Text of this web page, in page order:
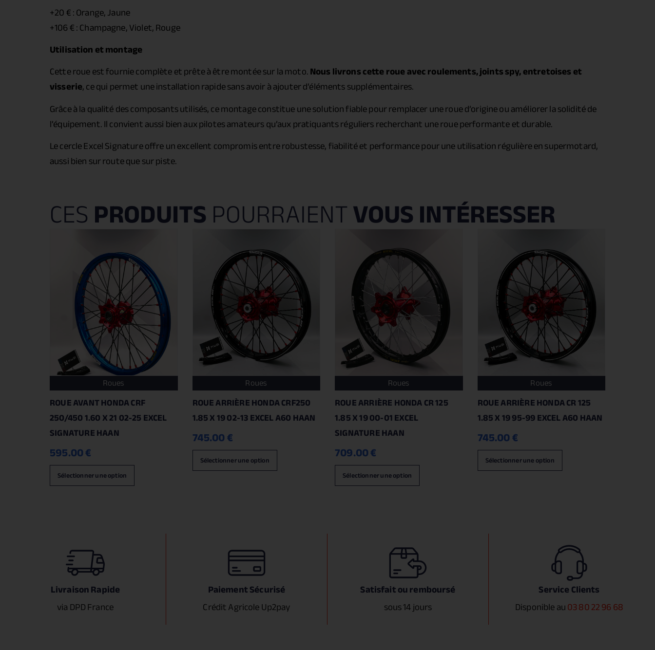
+20 € : Orange, Jaune
+106 € : Champagne, Violet, Rouge
Utilisation et montage
Cette roue est fournie complète et prête à être montée sur la moto.Nous livrons cette roue avec roulements, joints spy, entretoises et
visserie, ce qui permet une installation rapide sans avoir à ajouter d’éléments supplémentaires.
Grâce à la qualité des composants utilisés, ce montage constitue une solution fiable pour remplacer une roue d’origine ou améliorer la solidité de
l’équipement. Il convient aussi bien aux pilotes amateurs qu’aux pratiquants réguliers recherchant une roue performante et durable.
Le cercle Excel Signature offre un excellent compromis entre robustesse, fiabilité et performance pour une utilisation régulière en supermotard,
aussi bien sur route que sur piste.
CESPRODUITSPOURRAIENTVOUS INTÉRESSER
Roues
ROUE AVANT HONDA CRF
250/450 1.60 X 21 02-25 EXCEL
SIGNATURE HAAN
595.00€
Sélectionner une option
Roues
ROUE ARRIÈRE HONDA CRF250
1.85 X 19 02-13 EXCEL A60 HAAN
745.00€
Sélectionner une option
Roues
ROUE ARRIÈRE HONDA CR 125
1.85 X 19 00-01 EXCEL
SIGNATURE HAAN
709.00€
Sélectionner une option
Roues
ROUE ARRIÈRE HONDA CR 125
1.85 X 19 95-99 EXCEL A60 HAAN
745.00€
Sélectionner une option
Livraison Rapide
via DPD France
Paiement Sécurisé
Crédit Agricole Up2pay
Satisfait ou remboursé
sous 14 jours
Service Clients
Disponible au03 80 22 96 68